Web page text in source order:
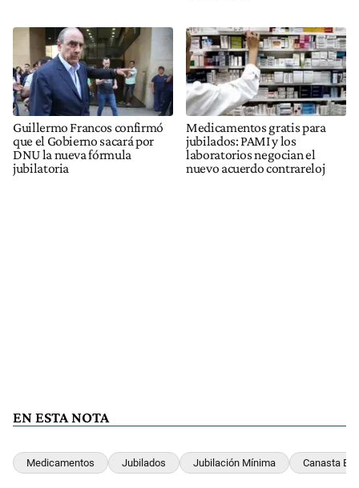
Guillermo Francos confirmó
que el Gobierno sacará por
DNU la nueva fórmula
jubilatoria
Medicamentos gratis para
jubilados: PAMI y los
laboratorios negocian el
nuevo acuerdo contrareloj
EN ESTA NOTA
Medicamentos Jubilados Jubilación Mínima Canasta